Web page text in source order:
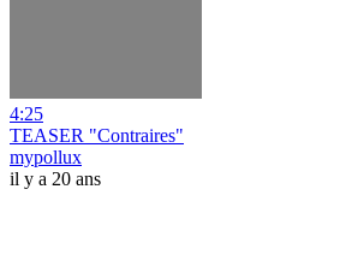
4:25
TEASER "Contraires"
mypollux
il y a 20 ans